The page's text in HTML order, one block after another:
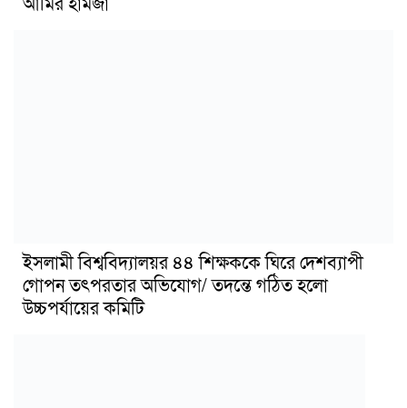
আমির হামজা
ইসলামী বিশ্ববিদ্যালয়র ৪৪ শিক্ষককে ঘিরে দেশব্যাপী
গোপন তৎপরতার অভিযোগ/ তদন্তে গঠিত হলো
উচ্চপর্যায়ের কমিটি